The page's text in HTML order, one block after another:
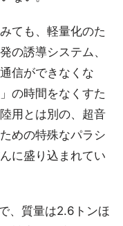
ても、軽量化のた
の誘導システム、
信ができなくな
の時間をなくすた
用とは別の、超音
めの特殊なパラシ
に盛り込まれてい
、質量は2.6トンほ